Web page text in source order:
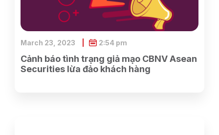
Cảnh báo tình trạng giả mạo CBNV Asean
Securities lừa đảo khách hàng
March 23, 2023 2:54 pm